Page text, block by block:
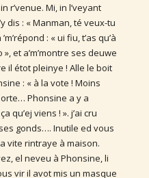
r’venue. Mi, in l’veyant
dis : « Manman, té veux-tu
: « ui fiu, t’as qu’à
et a’m’montre ses deuwe
il étot pleinye ! Alle le boit
: « à la vote ! Moins
Phonsine a y a
qu’ej viens ! ». j’ai cru
gonds…. Inutile ed vous
vite rintraye à maison.
el neveu à Phonsine, li
vir il avot mis un masque